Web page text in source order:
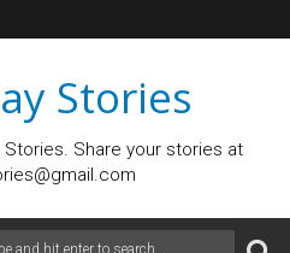
Stories
Stories. Share your stories at